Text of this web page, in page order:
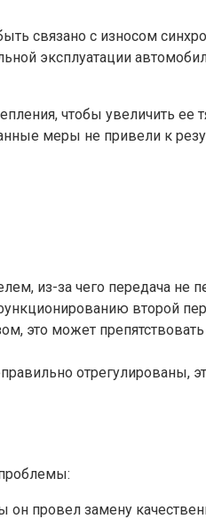
связано с износом
эксплуатации
чтобы увеличить ее
меры не привели к
из-за чего передача не
второй
это может
отрегулированы,
он провел замену